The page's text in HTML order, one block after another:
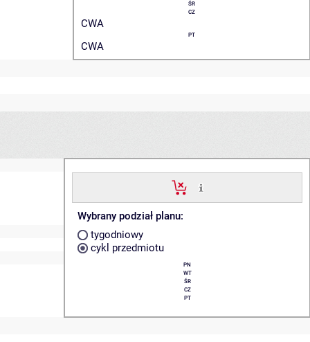
ŚR
CZ
CWA
PT
CWA
Wybrany podział planu:
tygodniowy
cykl przedmiotu
PN
WT
ŚR
CZ
PT